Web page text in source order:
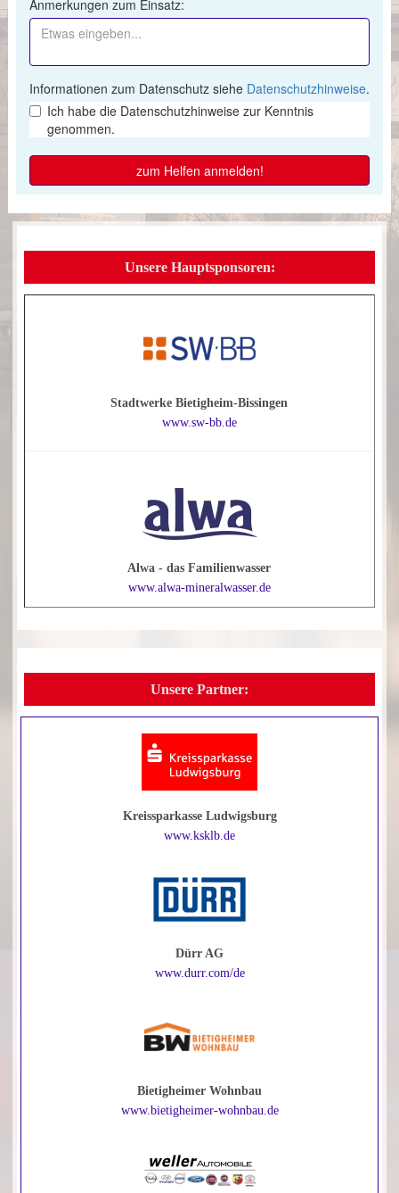
Unsere Hauptsponsoren:
Stadtwerke Bietigheim-Bissingen
www.sw-bb.de
Alwa - das Familienwasser
www.alwa-mineralwasser.de
Unsere Partner:
Kreissparkasse Ludwigsburg
www.ksklb.de
Dürr AG
www.durr.com/de
Bietigheimer Wohnbau
www.bietigheimer-wohnbau.de